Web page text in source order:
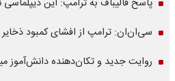
پاسخ قالیباف به ترامپ: این
سی‌ان‌ان: ترامپ از افشای کمبود
روایت جدید و تکان‌دهنده دانش‌آموز